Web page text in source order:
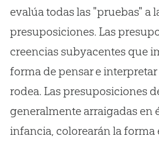
evalúa todas las "pruebas" a
presuposiciones. Las
creencias subyacentes que
forma de pensar e
rodea. Las presuposiciones
generalmente arraigadas en
infancia, colorearán la forma